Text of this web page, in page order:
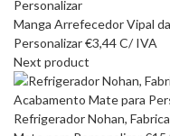
Manga Arrefecedor Vipal
Personalizar€3,44C/ IVA
Next product
Refrigerador Nohan,